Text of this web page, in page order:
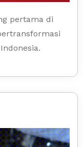
pertama di